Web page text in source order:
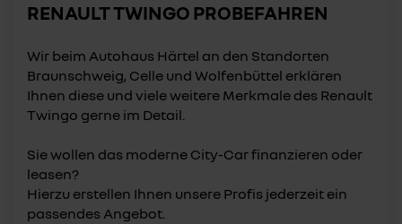
RENAULT TWINGO PROBEFAHREN
Wir beim Autohaus Härtel an den Standorten
Braunschweig, Celle und Wolfenbüttel erklären
Ihnen diese und viele weitere Merkmale des Renault
Twingo gerne im Detail.
Sie wollen das moderne City-Car finanzieren oder
leasen?
Hierzu erstellen Ihnen unsere Profis jederzeit ein
passendes Angebot.